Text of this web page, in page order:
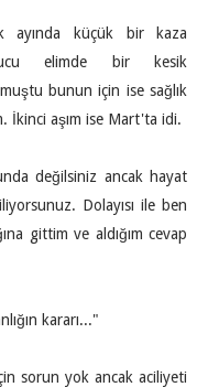
ayında küçük bir kaza
elimde bir kesik
bunun için ise sağlık
İkinci aşım ise Mart'ta idi.
değilsiniz ancak hayat
Dolayısı ile ben
gittim ve aldığım cevap
kararı..."
sorun yok ancak aciliyeti